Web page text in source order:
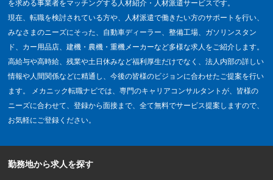
を求める事業者をマッチングする人材紹介・人材派遣サービスです。
現在、転職を検討されている方や、人材派遣で働きたい方のサポートを行い、
みなさまのニーズにそった、自動車ディーラー、整備工場、ガソリンスタン
ド、カー用品店、建機・農機・重機メーカーなど多様な求人をご紹介します。
高給与や高時給、残業や土日休みなど福利厚生だけでなく、法人内部の詳しい
情報や人間関係などに精通し、今後の皆様のビジョンに合わせたご提案を行い
ます。 メカニック転職ナビでは、専門のキャリアコンサルタントが、皆様の
ニーズに合わせて、登録から面接まで、全て無料でサービス提案しますので、
お気軽にご登録ください。
勤務地から求人を探す